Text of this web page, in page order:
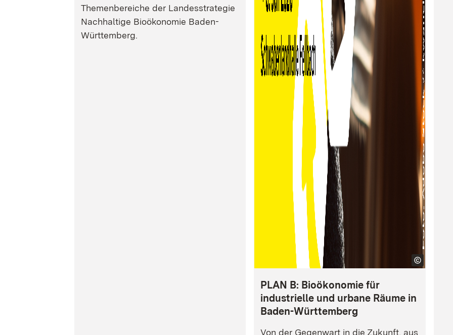
Themenbereiche der Landesstrategie
Nachhaltige Bioökonomie Baden-
Württemberg.
PLAN B: Bioökonomie für
industrielle und urbane Räume in
Baden-Württemberg
Von der Gegenwart in die Zukunft, aus